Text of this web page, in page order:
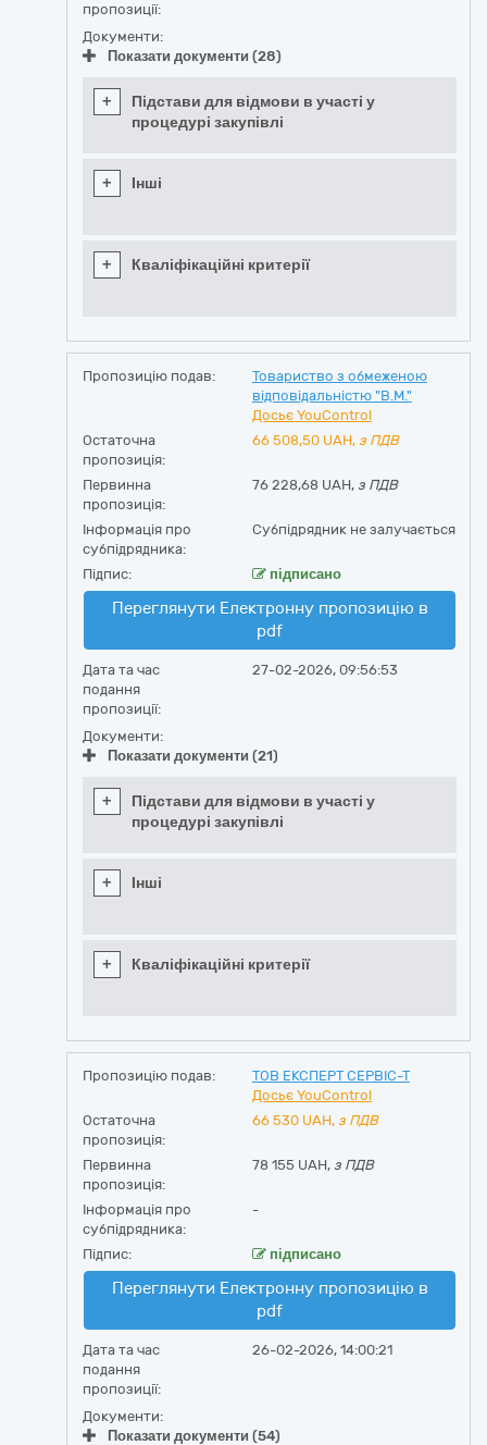
пропозиції:
Документи:
Показати документи (28)
+
Підстави для відмови в участі у
процедурі закупівлі
+ Інші
+ Кваліфікаційні критерії
Пропозицію подав:
Товариство з обмеженою
відповідальністю "В.М."
Досьє YouControl
Остаточна
пропозиція:
66 508,50 UAH, з ПДВ
Первинна
пропозиція:
76 228,68 UAH, з ПДВ
Інформація про
субпідрядника:
Субпідрядник не залучається
Підпис: підписано
Переглянути Електронну пропозицію в
pdf
Дата та час
подання
пропозиції:
27-02-2026, 09:56:53
Документи:
Показати документи (21)
+
Підстави для відмови в участі у
процедурі закупівлі
+ Інші
+ Кваліфікаційні критерії
Пропозицію подав:
ТОВ ЕКСПЕРТ СЕРВІС-Т
Досьє YouControl
Остаточна
пропозиція:
66 530 UAH, з ПДВ
Первинна
пропозиція:
78 155 UAH, з ПДВ
Інформація про
субпідрядника:
-
Підпис: підписано
Переглянути Електронну пропозицію в
pdf
Дата та час
подання
пропозиції:
26-02-2026, 14:00:21
Документи:
Показати документи (54)